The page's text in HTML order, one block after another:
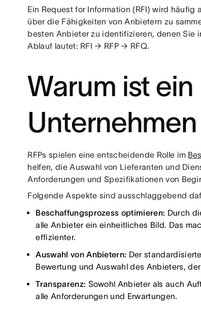
Ein Request for Information (RFI) wird
über die Fähigkeiten von Anbietern zu
besten Anbieter zu identifizieren, denen Sie
Ablauf lautet: RFI → RFP → RFQ.
Warum ist ein
RFPs spielen eine entscheidende Rolle im
helfen, die Auswahl von Lieferanten und
Anforderungen und Spezifikationen von
Folgende Aspekte sind ausschlaggebend
Beschaffungsprozess optimieren: Durch
alle Anbieter ein einheitliches Bild. Das
effizienter.
Auswahl von Anbietern: Der
Bewertung und Auswahl des Anbieters,
Transparenz: Sowohl Anbieter als auch
alle Anforderungen und Erwartungen.